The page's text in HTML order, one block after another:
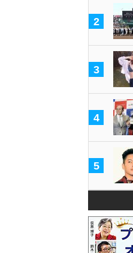
2
3
4
5